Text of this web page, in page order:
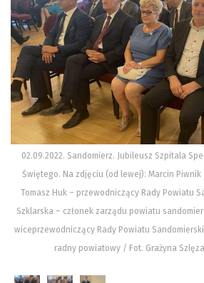
02.09.2022. Sandomierz. Jubileusz Szpitala
Świętego. Na zdjęciu (od lewej): Marcin
Tomasz Huk – przewodniczący Rady Powiatu
Szklarska – członek zarządu powiatu
wiceprzewodniczący Rady Powiatu
radny powiatowy / Fot. Grażyna